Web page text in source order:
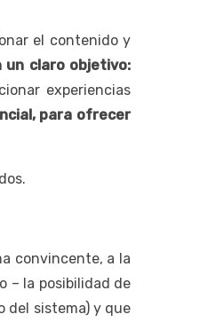
el contenido y
claro objetivo:
experiencias
para ofrecer
convincente, a la
– la posibilidad de
del sistema) y que